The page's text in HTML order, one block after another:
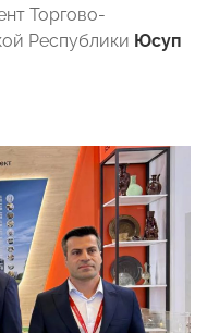
Торгово-
Республики Юсуп